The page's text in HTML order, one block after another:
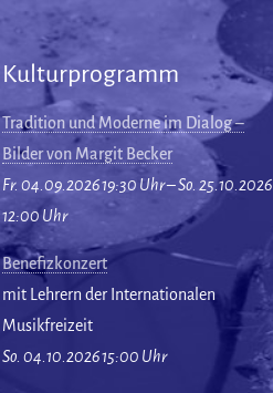
Kulturprogramm
Tradition und Moderne im Dialog –
Bilder von Margit Becker
Fr. 04.09.2026 19:30 Uhr – So. 25.10.2026
12:00 Uhr
Benefizkonzert
mit Lehrern der Internationalen
Musikfreizeit
So. 04.10.2026 15:00 Uhr